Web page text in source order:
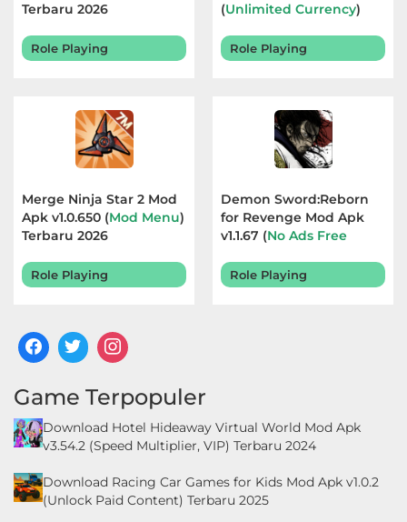
Terbaru 2026
Role Playing
(Unlimited Currency)
Role Playing
Merge Ninja Star 2 Mod
Apk v1.0.650 (Mod Menu)
Terbaru 2026
Role Playing
Demon Sword:Reborn
for Revenge Mod Apk
v1.1.67 (No Ads Free
Role Playing
Game Terpopuler
Download Hotel Hideaway Virtual World Mod Apk
v3.54.2 (Speed Multiplier, VIP) Terbaru 2024
Download Racing Car Games for Kids Mod Apk v1.0.2
(Unlock Paid Content) Terbaru 2025